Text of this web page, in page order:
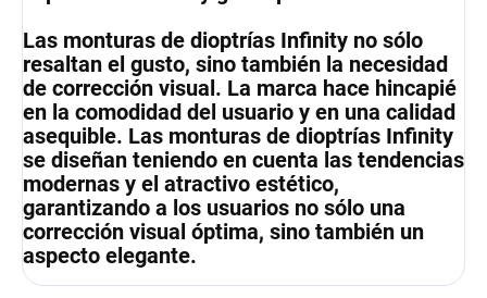
Las monturas de dioptrías Infinity no sólo
resaltan el gusto, sino también la necesidad
de corrección visual. La marca hace hincapié
en la comodidad del usuario y en una calidad
asequible. Las monturas de dioptrías Infinity
se diseñan teniendo en cuenta las tendencias
modernas y el atractivo estético,
garantizando a los usuarios no sólo una
corrección visual óptima, sino también un
aspecto elegante.